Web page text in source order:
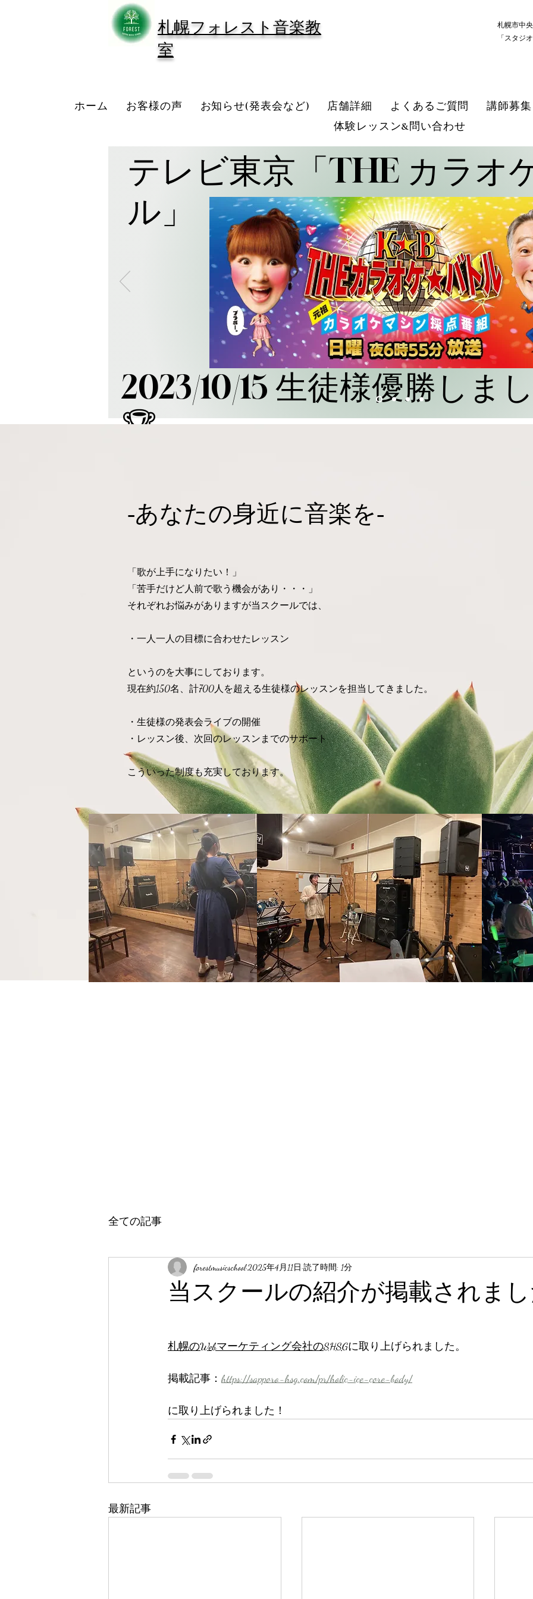
​札幌フォレスト音楽教
室
札幌市中
「スタジ
ホーム お客様の声 お知らせ(発表会など) 店舗詳細 よくあるご質問
講師募集
体験レッスン&問い合わせ
テレビ東京「THE カラオ
ル」
​2023/10/15 生徒様優勝しま
🏆
-​あなたの身近に音楽を-
​「歌が上手になりたい！」
「苦手だけど人前で歌う機会があり・・・」
それぞれお悩みがありますが当スクールでは、
・一人一人の目標に合わせたレッスン
​というのを大事にしております。
現在約150名、計700人を超える生徒様のレッスンを担当してきました。
​・生徒様の発表会ライブの開催
・レッスン後、次回のレッスンまでのサポート
​こういった制度も充実しております。
全ての記事
当スクールの紹介が掲載されま
forestmusicschool2025年4月11日 読了時間: 1分
札幌のWebマーケティング会社のSHSGに取り上げられました。
掲載記事： https://sapporo-hsg.com/pr/holic-ice-core-body/
に取り上げられました！
最新記事